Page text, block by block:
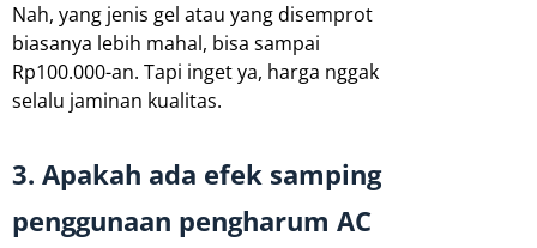
Nah, yang jenis gel atau yang disemprot
biasanya lebih mahal, bisa sampai
Rp100.000-an. Tapi inget ya, harga nggak
selalu jaminan kualitas.
3. Apakah ada efek samping
penggunaan pengharum AC